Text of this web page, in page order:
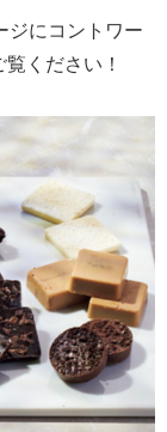
ジにコントワー
ください！